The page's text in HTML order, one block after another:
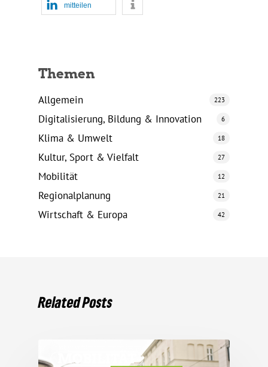
mitteilen
Themen
Allgemein 223
Digitalisierung, Bildung & Innovation 6
Klima & Umwelt 18
Kultur, Sport & Vielfalt 27
Mobilität 12
Regionalplanung 21
Wirtschaft & Europa 42
Related Posts
MOBILITÄT